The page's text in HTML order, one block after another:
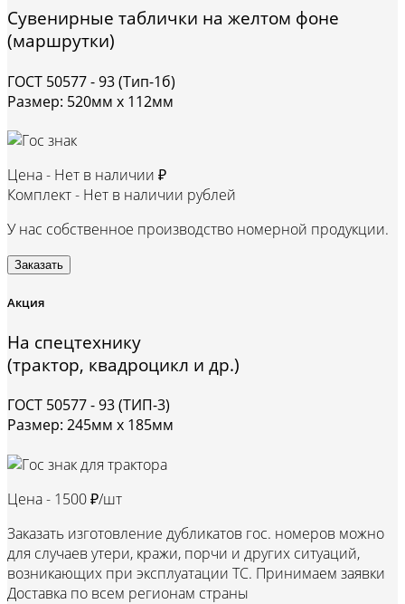
Сувенирные таблички на желтом фоне
(маршрутки)
ГОСТ 50577 - 93 (Тип-1б)
Размер: 520мм х 112мм
Цена - Нет в наличии ₽
Комплект - Нет в наличии рублей
У нас собственное производство номерной продукции.
Заказать
Акция
На спецтехнику
(трактор, квадроцикл и др.)
ГОСТ 50577 - 93 (ТИП-3)
Размер: 245мм х 185мм
Цена - 1500 ₽/шт
Заказать изготовление дубликатов гос. номеров можно
для случаев утери, кражи, порчи и других ситуаций,
возникающих при эксплуатации ТС. Принимаем заявки
Доставка по всем регионам страны